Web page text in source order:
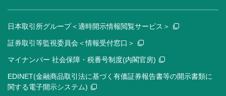
日本取引所グループ＜適時開示情報閲覧サービス＞
証券取引等監視委員会＜情報受付窓口＞
マイナンバー 社会保障・税番号制度(内閣官房)
EDINET(金融商品取引法に基づく有価証券報告書等の開示書類に
関する電子開示システム)